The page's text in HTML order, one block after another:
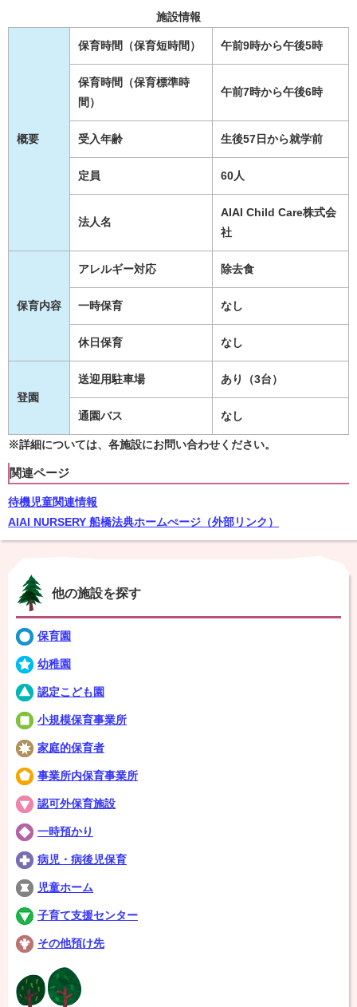
施設情報
概要
保育時間（保育短時間） 午前9時から午後5時
保育時間（保育標準時
間）
午前7時から午後6時
受入年齢 生後57日から就学前
定員 60人
法人名
AIAI Child Care株式会
社
保育内容
アレルギー対応 除去食
一時保育 なし
休日保育 なし
登園
送迎用駐車場 あり（3台）
通園バス なし
※詳細については、各施設にお問い合わせください。
関連ページ
待機児童関連情報
AIAI NURSERY 船橋法典ホームぺージ（外部リンク）
他の施設を探す
保育園
幼稚園
認定こども園
小規模保育事業所
家庭的保育者
事業所内保育事業所
認可外保育施設
一時預かり
病児・病後児保育
児童ホーム
子育て支援センター
その他預け先